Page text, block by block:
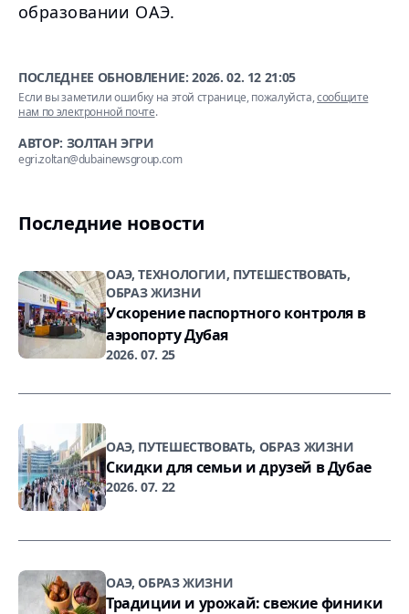
образовании ОАЭ.
ПОСЛЕДНЕЕ ОБНОВЛЕНИЕ:2026. 02. 12 21:05
Если вы заметили ошибку на этой странице, пожалуйста,сообщите
нам по электронной почте.
АВТОР: ЗОЛТАН ЭГРИ
egri.zoltan@dubainewsgroup.com
Последние новости
ОАЭ, ТЕХНОЛОГИИ, ПУТЕШЕСТВОВАТЬ,
ОБРАЗ ЖИЗНИ
Ускорение паспортного контроля в
аэропорту Дубая
2026. 07. 25
ОАЭ, ПУТЕШЕСТВОВАТЬ, ОБРАЗ ЖИЗНИ
Скидки для семьи и друзей в Дубае
2026. 07. 22
ОАЭ, ОБРАЗ ЖИЗНИ
Традиции и урожай: свежие финики